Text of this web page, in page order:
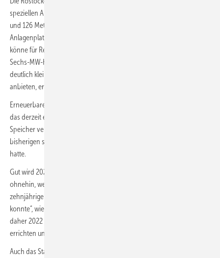
speziellen Anlagenportfolios: Anlagen einer Vier-MW-Plattform mit 114
und 126 Meter Rotordurchmesser neben der neuesten 6,0-MW-
Anlagenplattform, Enoventum, mit 160 Meter Rotordurchmesser. Eno
könne für Repoweringprojekte sowohl modernste Großanlagen der
Sechs-MW-Klasse, als auch bei Höhenbegrenzungen des Standorts
deutlich kleinere, aber ebenfalls sehr leistungsstarke Turbinen
anbieten, erklärt Bockholt.
Erneuerbare-Energien-Projektentwickler
das derzeit erste Hybridprojekt, das einen Windpark mit einem
Speicher verbindet und dabei einen Zuschlag in den beiden
bisherigen sogenannten EEG-Innovationsausschreibungen erhalten
hatte.
Gut wird 2022 für das Unternehmen aus Rheinland-Pfalz aber wohl
ohnehin, weil es 2021 für gleich mehrere Projekte „nach zum Teil
zehnjähriger Planungszeit einen Genehmigungsbescheid erlangen
konnte“, wie Juwi-Vorstand Christian Arnold betont. Juwi werde
daher 2022 mehrere mit Vergütungszuschlägen versehene Projekte
errichten und sie Investoren anbieten.
Auch das Stadtwerke-Kooperationsunternehmen